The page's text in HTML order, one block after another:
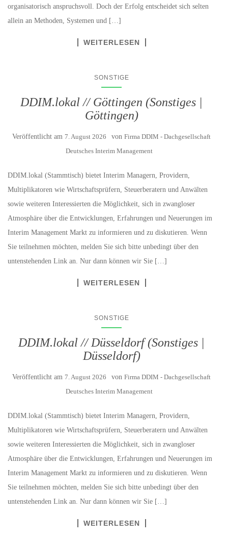
organisatorisch anspruchsvoll. Doch der Erfolg entscheidet sich selten
allein an Methoden, Systemen und […]
WEITERLESEN
SONSTIGE
DDIM.lokal // Göttingen (Sonstiges |
Göttingen)
Veröffentlicht am 7. August 2026 von Firma DDIM - Dachgesellschaft
Deutsches Interim Management
DDIM.lokal (Stammtisch) bietet Interim Managern, Providern,
Multiplikatoren wie Wirtschaftsprüfern, Steuerberatern und Anwälten
sowie weiteren Interessierten die Möglichkeit, sich in zwangloser
Atmosphäre über die Entwicklungen, Erfahrungen und Neuerungen im
Interim Management Markt zu informieren und zu diskutieren. Wenn
Sie teilnehmen möchten, melden Sie sich bitte unbedingt über den
untenstehenden Link an. Nur dann können wir Sie […]
WEITERLESEN
SONSTIGE
DDIM.lokal // Düsseldorf (Sonstiges |
Düsseldorf)
Veröffentlicht am 7. August 2026 von Firma DDIM - Dachgesellschaft
Deutsches Interim Management
DDIM.lokal (Stammtisch) bietet Interim Managern, Providern,
Multiplikatoren wie Wirtschaftsprüfern, Steuerberatern und Anwälten
sowie weiteren Interessierten die Möglichkeit, sich in zwangloser
Atmosphäre über die Entwicklungen, Erfahrungen und Neuerungen im
Interim Management Markt zu informieren und zu diskutieren. Wenn
Sie teilnehmen möchten, melden Sie sich bitte unbedingt über den
untenstehenden Link an. Nur dann können wir Sie […]
WEITERLESEN